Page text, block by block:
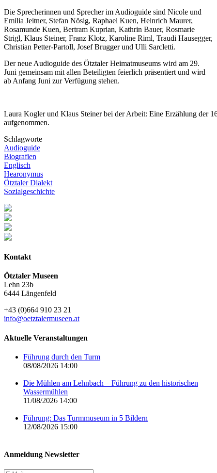
Die Sprecherinnen und Sprecher im Audioguide sind Nicole und
Emilia Jeitner, Stefan Nösig, Raphael Kuen, Heinrich Maurer,
Rosamunde Kuen, Bertram Kuprian, Kathrin Bauer, Rosmarie
Strigl, Klaus Steiner, Franz Klotz, Karoline Riml, Traudi Hausegger,
Christian Petter-Partoll, Josef Brugger und Ulli Sarcletti.
Der neue Audioguide des Ötztaler Heimatmuseums wird am 29.
Juni gemeinsam mit allen Beteiligten feierlich präsentiert und wird
ab Anfang Juni zur Verfügung stehen.
Laura Kogler und Klaus Steiner bei der Arbeit: Eine Erzählung der
aufgenommen.
Schlagworte
Audioguide
Biografien
Englisch
Hearonymus
Ötztaler Dialekt
Sozialgeschichte
Kontakt
Ötztaler Museen
Lehn 23b
6444 Längenfeld
+43 (0)664 910 23 21
info@oetztalermuseen.at
Aktuelle Veranstaltungen
Führung durch den Turm
08/08/2026 14:00
Die Mühlen am Lehnbach – Führung zu den historischen
Wassermühlen
11/08/2026 14:00
Führung: Das Turmmuseum in 5 Bildern
12/08/2026 15:00
Anmeldung Newsletter